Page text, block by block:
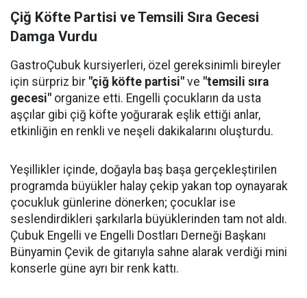
Çiğ Köfte Partisi ve Temsili Sıra Gecesi
Damga Vurdu
GastroÇubuk kursiyerleri, özel gereksinimli bireyler
için sürpriz bir "çiğ köfte partisi" ve "temsili sıra
gecesi" organize etti. Engelli çocukların da usta
aşçılar gibi çiğ köfte yoğurarak eşlik ettiği anlar,
etkinliğin en renkli ve neşeli dakikalarını oluşturdu.
Yeşillikler içinde, doğayla baş başa gerçekleştirilen
programda büyükler halay çekip yakan top oynayarak
çocukluk günlerine dönerken; çocuklar ise
seslendirdikleri şarkılarla büyüklerinden tam not aldı.
Çubuk Engelli ve Engelli Dostları Derneği Başkanı
Bünyamin Çevik de gitarıyla sahne alarak verdiği mini
konserle güne ayrı bir renk kattı.